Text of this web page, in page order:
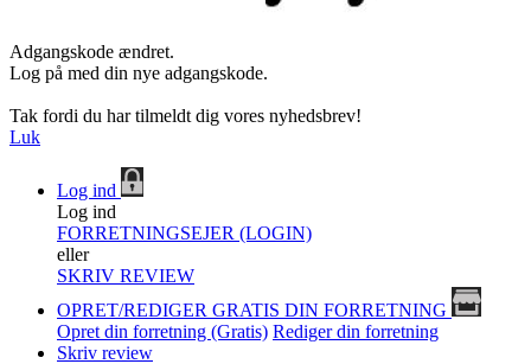
Adgangskode ændret.
Log på med din nye adgangskode.
Tak fordi du har tilmeldt dig vores nyhedsbrev!
Luk
Log ind
Log ind
FORRETNINGSEJER (LOGIN)
eller
SKRIV REVIEW
OPRET/REDIGER GRATIS DIN FORRETNING
Opret din forretning (Gratis) Rediger din forretning
Skriv review